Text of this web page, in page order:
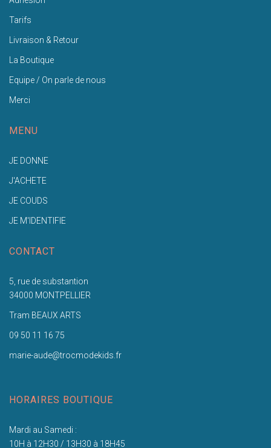
Tarifs
Livraison & Retour
La Boutique
Equipe / On parle de nous
Merci
MENU
JE DONNE
J'ACHETE
JE COUDS
JE M'IDENTIFIE
CONTACT
5, rue de substantion
34000 MONTPELLIER
Tram BEAUX ARTS
09 50 11 16 75
marie-aude@trocmodekids.fr
HORAIRES BOUTIQUE
Mardi au Samedi :
10H à 12H30 / 13H30 à 18H45